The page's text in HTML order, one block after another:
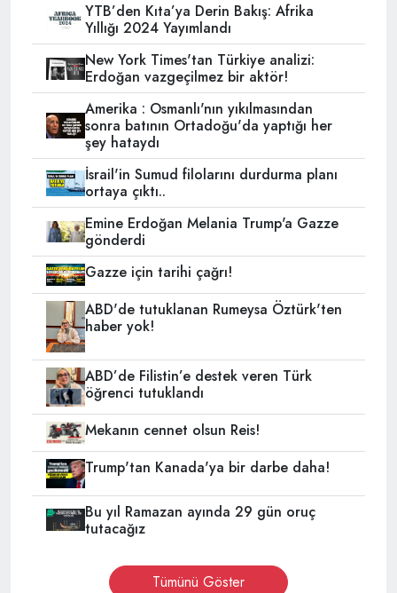
YTB’den Kıta’ya Derin Bakış: Afrika
Yıllığı 2024 Yayımlandı
New York Times'tan Türkiye analizi:
Erdoğan vazgeçilmez bir aktör!
Amerika : Osmanlı'nın yıkılmasından
sonra batının Ortadoğu'da yaptığı her
şey hataydı
İsrail'in Sumud filolarını durdurma planı
ortaya çıktı..
Emine Erdoğan Melania Trump'a Gazze
gönderdi
Gazze için tarihi çağrı!
ABD'de tutuklanan Rumeysa Öztürk'ten
haber yok!
ABD’de Filistin’e destek veren Türk
öğrenci tutuklandı
Mekanın cennet olsun Reis!
Trump'tan Kanada'ya bir darbe daha!
Bu yıl Ramazan ayında 29 gün oruç
tutacağız
Tümünü Göster